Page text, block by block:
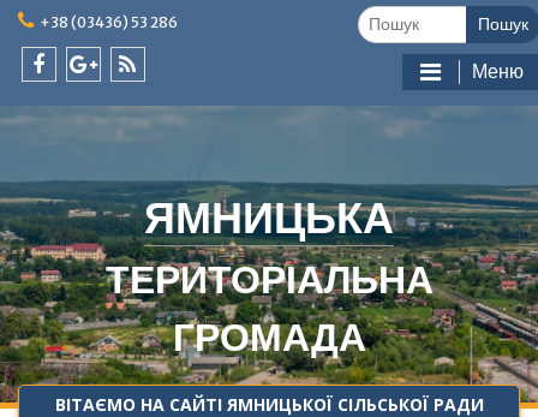
Skip
content
+38 (03436) 53 286
plus
ЯМНИЦЬКА
ТЕРИТОРІАЛЬНА
ГРОМАДА
Меню
ВІТАЄМО НА САЙТІ ЯМНИЦЬКОЇ СІЛЬСЬКОЇ РАДИ
Шукати: